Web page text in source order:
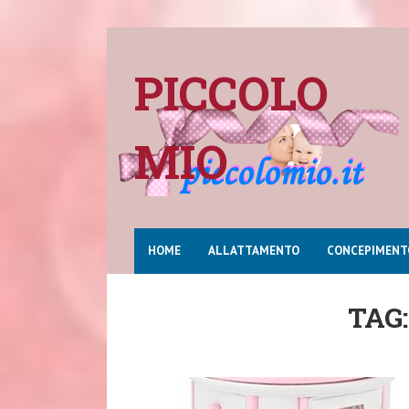
PICCOLO
MIO
HOME ALLATTAMENTO